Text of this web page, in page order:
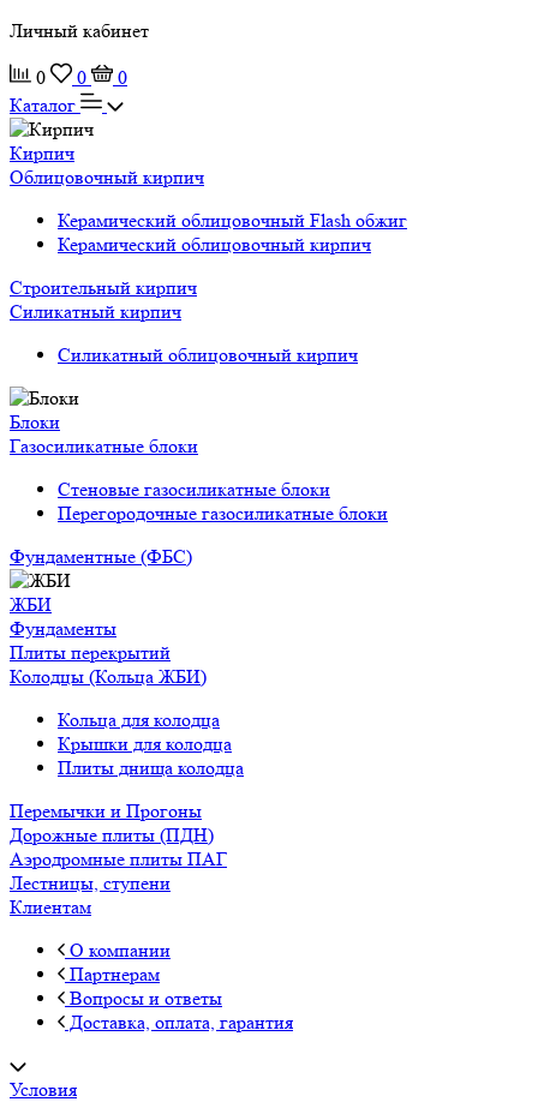
Личный кабинет
0 0
0
Каталог
Кирпич
Облицовочный кирпич
Керамический облицовочный Flash обжиг
Керамический облицовочный кирпич
Строительный кирпич
Силикатный кирпич
Силикатный облицовочный кирпич
Блоки
Газосиликатные блоки
Стеновые газосиликатные блоки
Перегородочные газосиликатные блоки
Фундаментные (ФБС)
ЖБИ
Фундаменты
Плиты перекрытий
Колодцы (Кольца ЖБИ)
Кольца для колодца
Крышки для колодца
Плиты днища колодца
Перемычки и Прогоны
Дорожные плиты (ПДН)
Аэродромные плиты ПАГ
Лестницы, ступени
Клиентам
О компании
Партнерам
Вопросы и ответы
Доставка, оплата, гарантия
Условия